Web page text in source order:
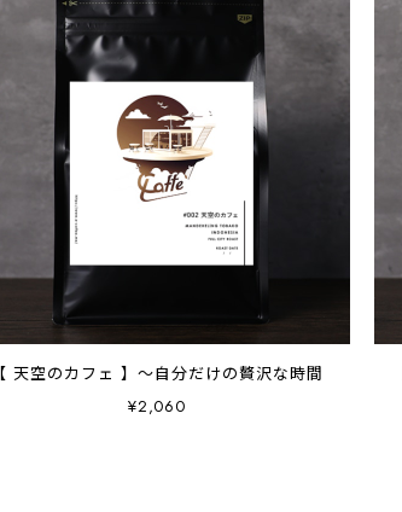
【 天空のカフェ 】～自分だけの贅沢な時間
¥2,060